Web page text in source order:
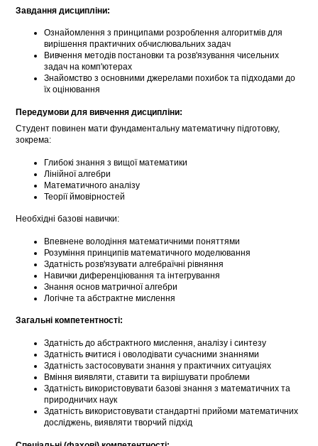
Завдання дисципліни:
Ознайомлення з принципами розроблення алгоритмів для
вирішення практичних обчислювальних задач
Вивчення методів постановки та розв'язування чисельних
задач на комп'ютерах
Знайомство з основними джерелами похибок та підходами до
їх оцінювання
Передумови для вивчення дисципліни:
Студент повинен мати фундаментальну математичну підготовку,
зокрема:
Глибокі знання з вищої математики
Лінійної алгебри
Математичного аналізу
Теорії ймовірностей
Необхідні базові навички:
Впевнене володіння математичними поняттями
Розуміння принципів математичного моделювання
Здатність розв'язувати алгебраїчні рівняння
Навички диференціювання та інтегрування
Знання основ матричної алгебри
Логічне та абстрактне мислення
Загальні компетентності:
Здатність до абстрактного мислення, аналізу і синтезу
Здатність вчитися і оволодівати сучасними знаннями
Здатність застосовувати знання у практичних ситуаціях
Вміння виявляти, ставити та вирішувати проблеми
Здатність використовувати базові знання з математичних та
природничих наук
Здатність використовувати стандартні прийоми математичних
досліджень, виявляти творчий підхід